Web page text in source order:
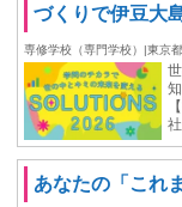
づくりで伊豆大
専修学校（専門学校）|東京都
あなたの「これ